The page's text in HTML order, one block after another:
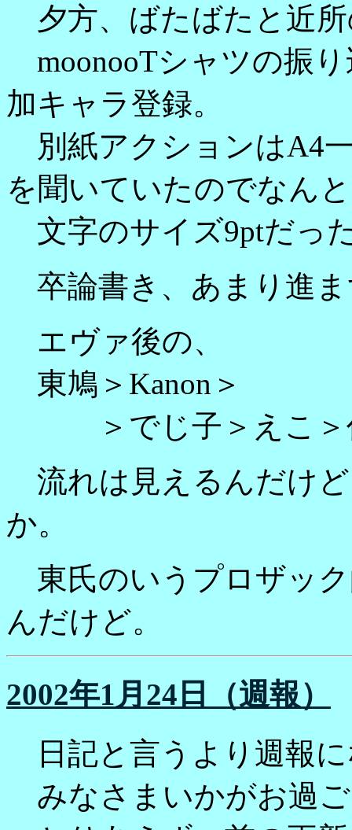
夕方、ばたばたと近
moonooTシャツの振
加キャラ登録。
別紙アクションはA4
を聞いていたのでなん
文字のサイズ9ptだっ
卒論書き、あまり進
エヴァ後の、
東鳩＞Kanon＞
＞でじ子＞えこ＞
流れは見えるんだけ
か。
東氏のいうプロザッ
んだけど。
2002年1月24日（週報）
日記と言うより週報
みなさまいかがお過